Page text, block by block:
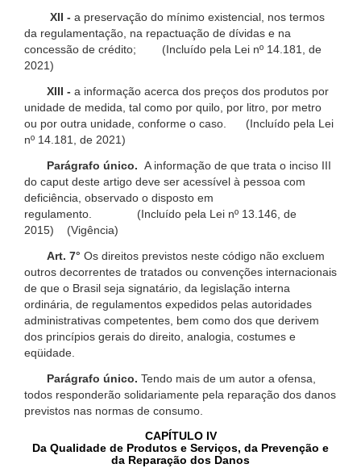
XII - a preservação do mínimo existencial, nos termos
da regulamentação, na repactuação de dívidas e na
concessão de crédito; (Incluído pela Lei nº 14.181, de
2021)
XIII - a informação acerca dos preços dos produtos por
unidade de medida, tal como por quilo, por litro, por metro
ou por outra unidade, conforme o caso. (Incluído pela Lei
nº 14.181, de 2021)
Parágrafo único. A informação de que trata o inciso III
do caput deste artigo deve ser acessível à pessoa com
deficiência, observado o disposto em
regulamento. (Incluído pela Lei nº 13.146, de
2015) (Vigência)
Art. 7° Os direitos previstos neste código não excluem
outros decorrentes de tratados ou convenções internacionais
de que o Brasil seja signatário, da legislação interna
ordinária, de regulamentos expedidos pelas autoridades
administrativas competentes, bem como dos que derivem
dos princípios gerais do direito, analogia, costumes e
eqüidade.
Parágrafo único. Tendo mais de um autor a ofensa,
todos responderão solidariamente pela reparação dos danos
previstos nas normas de consumo.
CAPÍTULO IV
Da Qualidade de Produtos e Serviços, da Prevenção e
da Reparação dos Danos